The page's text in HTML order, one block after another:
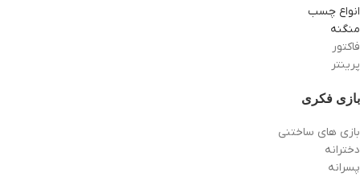
انواع چسب
منگنه
فاکتور
پرینتر
بازی فکری
بازی های ساختنی
دخترانه
پسرانه